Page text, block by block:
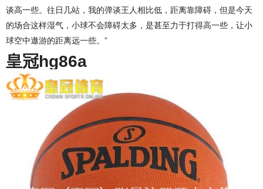
谈高一些。往日几站，我的弹谈王人相比低，距离靠障碍，但是今天
的场合这样湿气，小球不会障碍太多，是甚至力于打得高一些，让小
球空中遨游的距离远一些。”
皇冠hg86a